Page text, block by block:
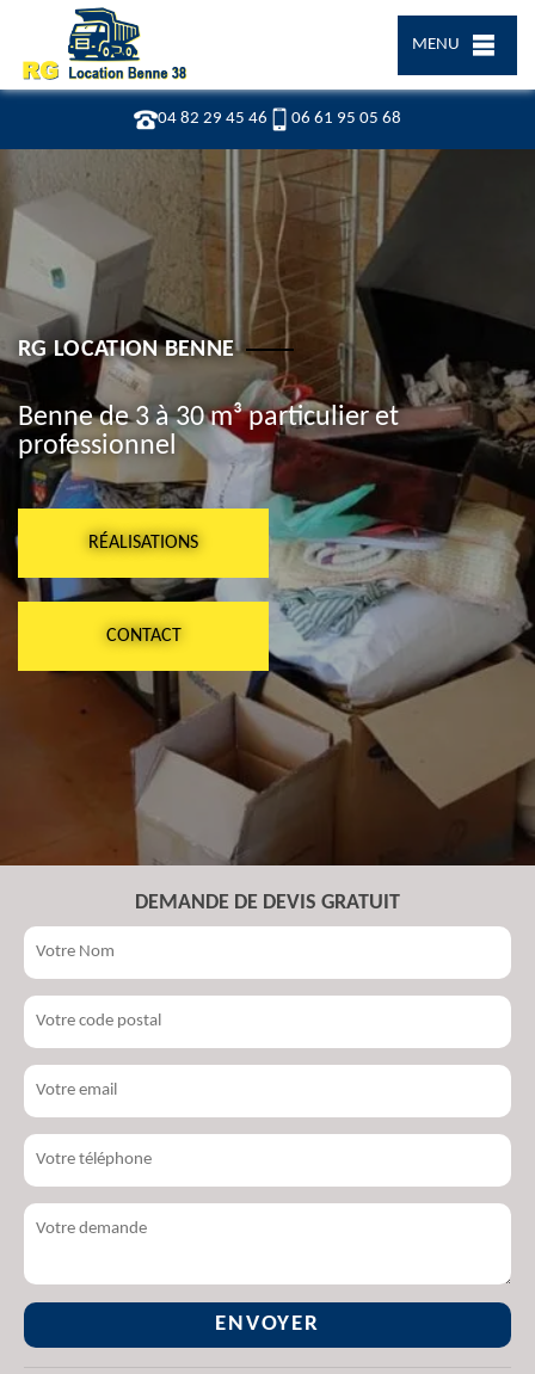
04 82 29 45 46 06 61 95 05 68
MENU
RG LOCATION BENNE
Benne de 3 à 30 m³ particulier et
professionnel
RÉALISATIONS
CONTACT
DEMANDE DE DEVIS GRATUIT